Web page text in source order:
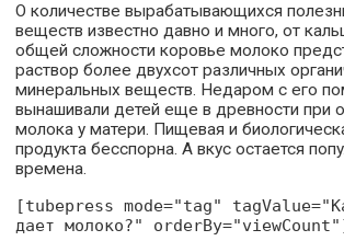
О количестве вырабатывающихся
веществ известно давно и много, от
общей сложности коровье молоко
раствор более двухсот различных
минеральных веществ. Недаром с его
вынашивали детей еще в древности при
молока у матери. Пищевая и
продукта бесспорна. А вкус остается
времена.
[tubepress mode="tag"
дает молоко?"